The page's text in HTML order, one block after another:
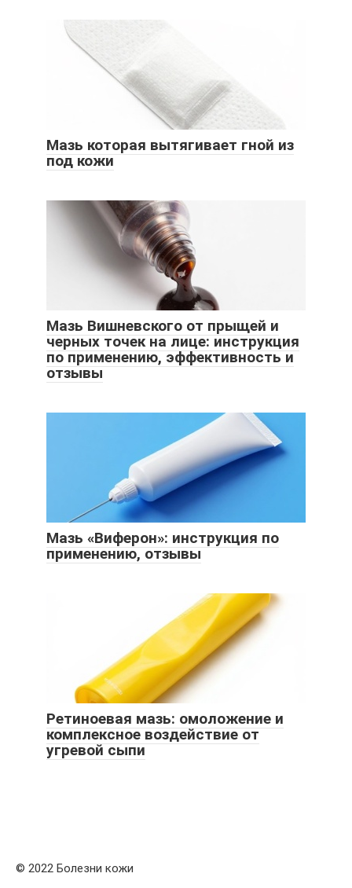
Мазь которая вытягивает гной из
под кожи
Мазь Вишневского от прыщей и
черных точек на лице: инструкция
по применению, эффективность и
отзывы
Мазь «Виферон»: инструкция по
применению, отзывы
Ретиноевая мазь: омоложение и
комплексное воздействие от
угревой сыпи
© 2022 Болезни кожи